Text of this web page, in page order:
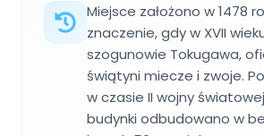
Miejsce założono w 1478
znaczenie, gdy w XVII
szogunowie Tokugawa,
świątyni miecze i zwoje.
w czasie II wojny
budynki odbudowano w